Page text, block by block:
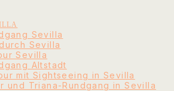
Sevilla
Sevilla
Sevilla
Altstadt
mit Sightseeing in Sevilla
und Triana-Rundgang in Sevilla